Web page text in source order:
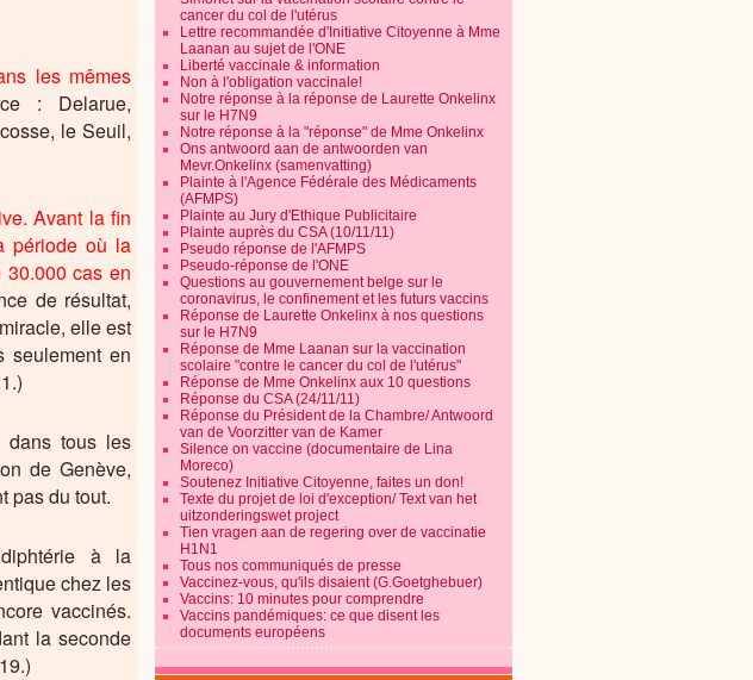
les mêmes
: Delarue,
le Seuil,
Avant la fin
période où la
cas en
de résultat,
elle est
seulement en
dans tous les
de Genève,
pas du tout.
à la
chez les
vaccinés.
la seconde
cancer du col de l'utérus
Lettre recommandée d'Initiative Citoyenne à Mme
Laanan au sujet de l'ONE
Liberté vaccinale & information
Non à l'obligation vaccinale!
Notre réponse à la réponse de Laurette Onkelinx
sur le H7N9
Notre réponse à la "réponse" de Mme Onkelinx
Ons antwoord aan de antwoorden van
Mevr.Onkelinx (samenvatting)
Plainte à l'Agence Fédérale des Médicaments
(AFMPS)
Plainte au Jury d'Ethique Publicitaire
Plainte auprès du CSA (10/11/11)
Pseudo réponse de l'AFMPS
Pseudo-réponse de l'ONE
Questions au gouvernement belge sur le
coronavirus, le confinement et les futurs vaccins
Réponse de Laurette Onkelinx à nos questions
sur le H7N9
Réponse de Mme Laanan sur la vaccination
scolaire "contre le cancer du col de l'utérus"
Réponse de Mme Onkelinx aux 10 questions
Réponse du CSA (24/11/11)
Réponse du Président de la Chambre/ Antwoord
van de Voorzitter van de Kamer
Silence on vaccine (documentaire de Lina
Moreco)
Soutenez Initiative Citoyenne, faites un don!
Texte du projet de loi d'exception/ Text van het
uitzonderingswet project
Tien vragen aan de regering over de vaccinatie
H1N1
Tous nos communiqués de presse
Vaccinez-vous, qu'ils disaient (G.Goetghebuer)
Vaccins: 10 minutes pour comprendre
Vaccins pandémiques: ce que disent les
documents européens